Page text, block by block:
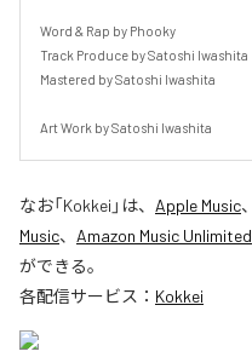
Word & Rap by Phooky
Track Produce by Satoshi Iwashita
Mastered by Satoshi Iwashita
Art Work by Satoshi Iwashita
なお「Kokkei 」は、 Apple Music、
Music、 Amazon Music Unlimited
ができる。
各配信サービス： Kokkei